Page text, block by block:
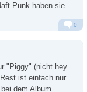
Punk haben sie
0
"Piggy" (nicht hey
ist einfach nur
dem Album